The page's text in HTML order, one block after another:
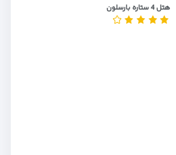
هتل 4 ستاره بارسلون